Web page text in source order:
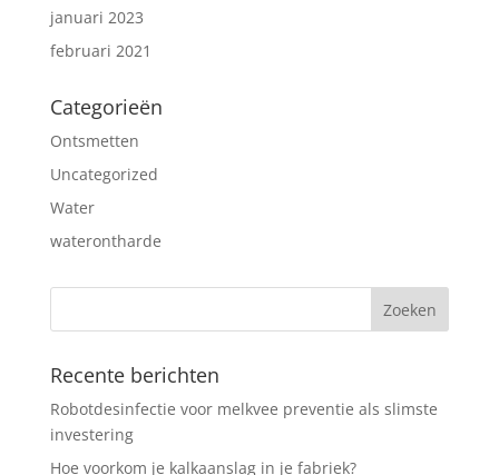
januari 2023
februari 2021
Categorieën
Ontsmetten
Uncategorized
Water
waterontharde
Recente berichten
Robotdesinfectie voor melkvee preventie als slimste
investering
Hoe voorkom je kalkaanslag in je fabriek?